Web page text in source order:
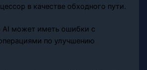
в качестве обходного пути.
AI может иметь ошибки с
по улучшению